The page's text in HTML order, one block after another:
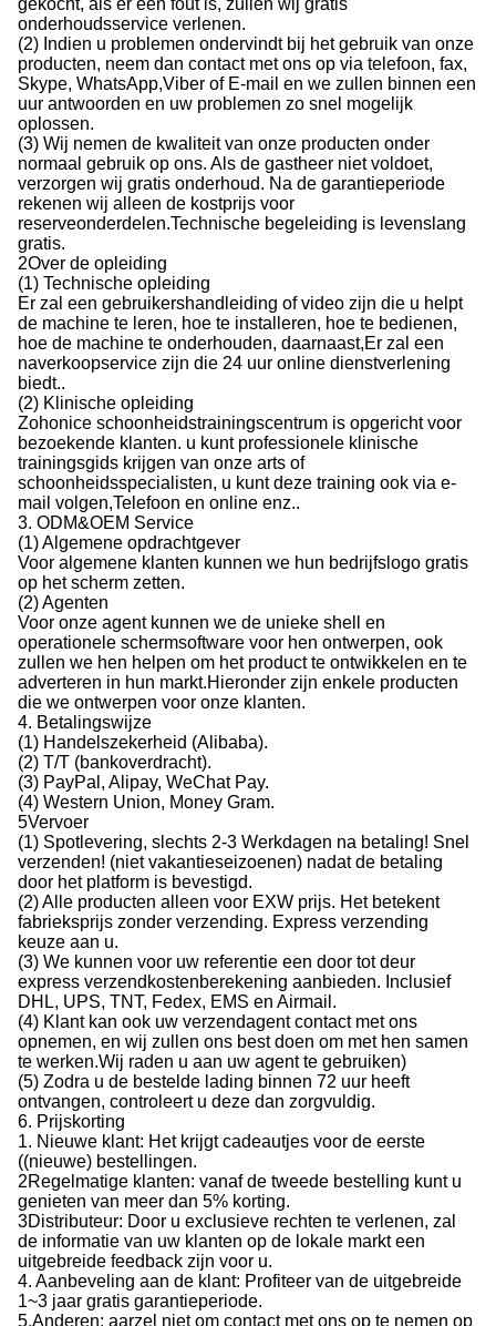
onderhoudsservice verlenen.
(2) Indien u problemen ondervindt bij het gebruik van onze
producten, neem dan contact met ons op via telefoon, fax,
Skype, WhatsApp,Viber of E-mail en we zullen binnen een
uur antwoorden en uw problemen zo snel mogelijk
oplossen.
(3) Wij nemen de kwaliteit van onze producten onder
normaal gebruik op ons. Als de gastheer niet voldoet,
verzorgen wij gratis onderhoud. Na de garantieperiode
rekenen wij alleen de kostprijs voor
reserveonderdelen.Technische begeleiding is levenslang
gratis.
2Over de opleiding
(1) Technische opleiding
Er zal een gebruikershandleiding of video zijn die u helpt
de machine te leren, hoe te installeren, hoe te bedienen,
hoe de machine te onderhouden, daarnaast,Er zal een
naverkoopservice zijn die 24 uur online dienstverlening
biedt..
(2) Klinische opleiding
Zohonice schoonheidstrainingscentrum is opgericht voor
bezoekende klanten. u kunt professionele klinische
trainingsgids krijgen van onze arts of
schoonheidsspecialisten, u kunt deze training ook via e-
mail volgen,Telefoon en online enz..
3. ODM&OEM Service
(1) Algemene opdrachtgever
Voor algemene klanten kunnen we hun bedrijfslogo gratis
op het scherm zetten.
(2) Agenten
Voor onze agent kunnen we de unieke shell en
operationele schermsoftware voor hen ontwerpen, ook
zullen we hen helpen om het product te ontwikkelen en te
adverteren in hun markt.Hieronder zijn enkele producten
die we ontwerpen voor onze klanten.
4. Betalingswijze
(1) Handelszekerheid (Alibaba).
(2) T/T (bankoverdracht).
(3) PayPal, Alipay, WeChat Pay.
(4) Western Union, Money Gram.
5Vervoer
(1) Spotlevering, slechts 2-3 Werkdagen na betaling! Snel
verzenden! (niet vakantieseizoenen) nadat de betaling
door het platform is bevestigd.
(2) Alle producten alleen voor EXW prijs. Het betekent
fabrieksprijs zonder verzending. Express verzending
keuze aan u.
(3) We kunnen voor uw referentie een door tot deur
express verzendkostenberekening aanbieden. Inclusief
DHL, UPS, TNT, Fedex, EMS en Airmail.
(4) Klant kan ook uw verzendagent contact met ons
opnemen, en wij zullen ons best doen om met hen samen
te werken.Wij raden u aan uw agent te gebruiken)
(5) Zodra u de bestelde lading binnen 72 uur heeft
ontvangen, controleert u deze dan zorgvuldig.
6. Prijskorting
1. Nieuwe klant: Het krijgt cadeautjes voor de eerste
((nieuwe) bestellingen.
2Regelmatige klanten: vanaf de tweede bestelling kunt u
genieten van meer dan 5% korting.
3Distributeur: Door u exclusieve rechten te verlenen, zal
de informatie van uw klanten op de lokale markt een
uitgebreide feedback zijn voor u.
4. Aanbeveling aan de klant: Profiteer van de uitgebreide
1~3 jaar gratis garantieperiode.
5.Anderen: aarzel niet om contact met ons op te nemen op